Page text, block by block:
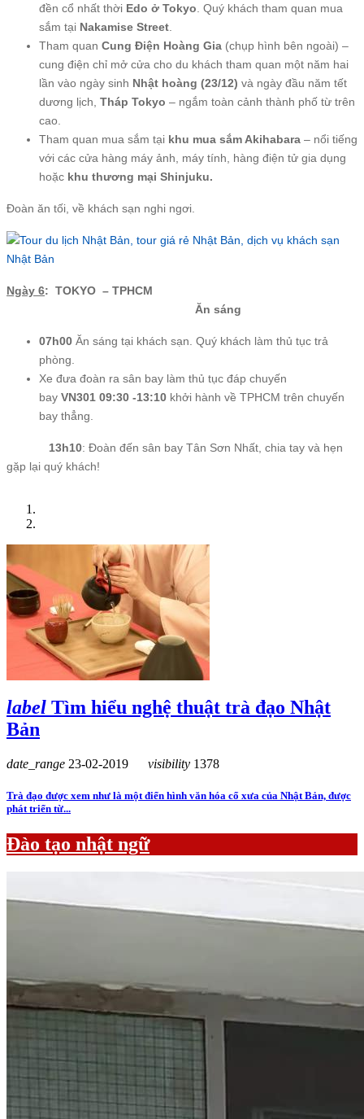
đền cổ nhất thời Edo ở Tokyo . Quý khách tham quan mua
sắm tại Nakamise Street
Tham quan Cung Điện Hoàng Gia (chụp hình bên ngoài) –
cung điện chỉ mở cửa cho du khách tham quan một năm hai
lần vào ngày sinh Nhật hoàng (23/12) và ngày đầu năm tết
dương lịch, Tháp Tokyo – ngắm toàn cảnh thành phố từ trên
cao.
Tham quan mua sắm tại khu mua sắm Akihabara – nổi tiếng
với các cửa hàng máy ảnh, máy tính, hàng điện tử gia dụng
hoặc khu thương mại Shinjuku.
Đoàn ăn tối, về khách sạn nghi ngơi.
Ngày 6: TOKYO – TPHCM
Ăn sáng
07h00 Ăn sáng tại khách sạn. Quý khách làm thủ tục trả
phòng.
Xe đưa đoàn ra sân bay làm thủ tục đáp chuyến
bay VN301 09:30 -13:10 khởi hành về TPHCM trên chuyến
bay thẳng.
13h10: Đoàn đến sân bay Tân Sơn Nhất, chia tay và hẹn
gặp lại quý khách!
label Tìm hiểu nghệ thuật trà đạo Nhật
Bản
date_range 23-02-2019 visibility 1378
Trà đạo được xem như là một điển hình văn hóa cổ xưa của Nhật Bản, được
phát triển từ...
Đào tạo nhật ngữ